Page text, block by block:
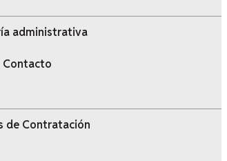
administrativa
Contacto
de Contratación